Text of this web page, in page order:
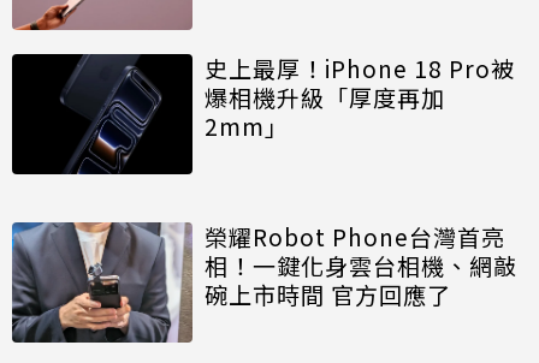
史上最厚！iPhone 18 Pro被
爆相機升級「厚度再加
2mm」
榮耀Robot Phone台灣首亮
相！一鍵化身雲台相機、網敲
碗上市時間 官方回應了